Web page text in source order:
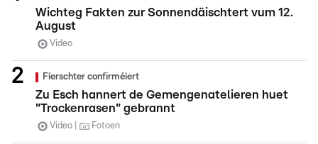
Wichteg Fakten zur Sonnendäischtert vum 12.
August
Video
Fierschter confirméiert
Zu Esch hannert de Gemengenatelieren huet
"Trockenrasen" gebrannt
Video Fotoen